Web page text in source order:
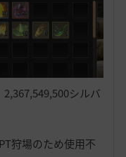
シルバ
場のため使用不